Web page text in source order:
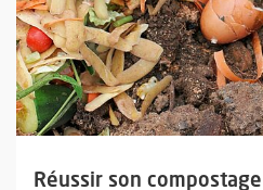
Réussir son compostage